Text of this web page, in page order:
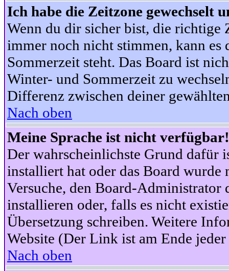
Ich habe die Zeitzone gewechselt
Wenn du dir sicher bist, die richtige
immer noch nicht stimmen, kann es
Sommerzeit steht. Das Board ist
Winter- und Sommerzeit zu
Differenz zwischen deiner
Nach oben
Meine Sprache ist nicht verfügbar!
Der wahrscheinlichste Grund dafür
installiert hat oder das Board wurde
Versuche, den Board-Administrator
installieren oder, falls es nicht
Übersetzung schreiben. Weitere
Website (Der Link ist am Ende jeder
Nach oben